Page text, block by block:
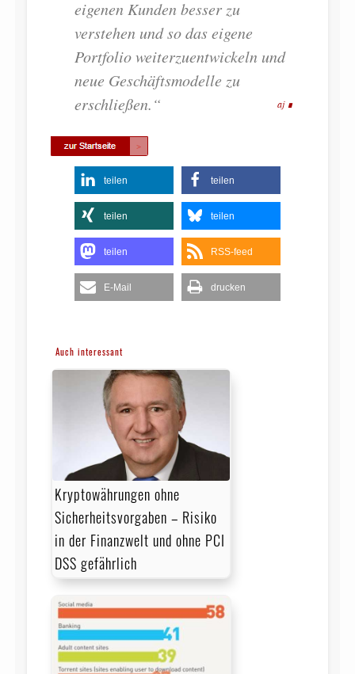
eigenen Kunden besser zu
verstehen und so das eigene
Portfolio weiterzuentwickeln und
neue Geschäftsmodelle zu
erschließen.“
aj
teilen teilen
teilen teilen
teilen RSS-feed
E-Mail drucken
Auch interessant
Kryptowährungen ohne
Sicherheitsvorgaben – Risiko
in der Finanzwelt und ohne PCI
DSS gefährlich